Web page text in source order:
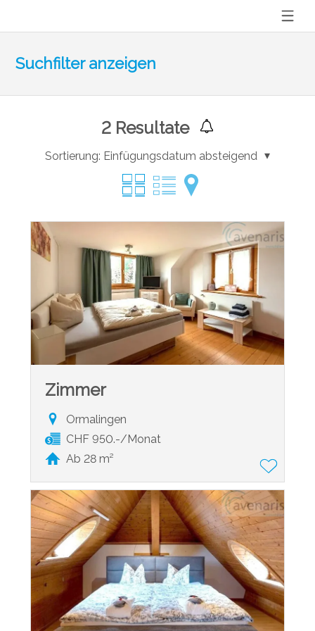
Suchfilter anzeigen
2Resultate
Sortierung: Einfügungsdatum absteigend
Zimmer
Ormalingen
CHF 950.-/Monat
Ab 28 m²